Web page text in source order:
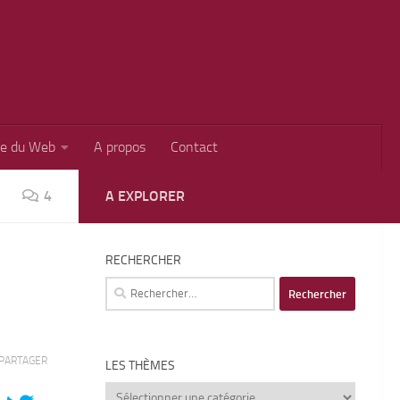
du Web A propos Contact
4
PARTAGER
A EXPLORER
RECHERCHER
Rechercher :
LES THÈMES
Les